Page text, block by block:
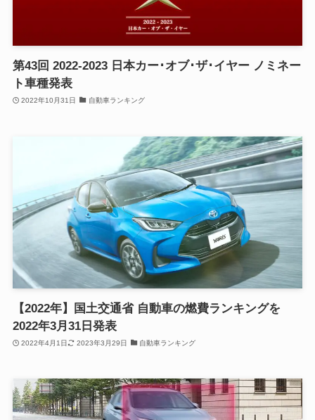
第43回 2022-2023 日本カー･オブ･ザ･イヤー ノミネー
ト車種発表
2022年10月31日 自動車ランキング
【2022年】国土交通省 自動車の燃費ランキングを
2022年3月31日発表
2022年4月1日 2023年3月29日 自動車ランキング